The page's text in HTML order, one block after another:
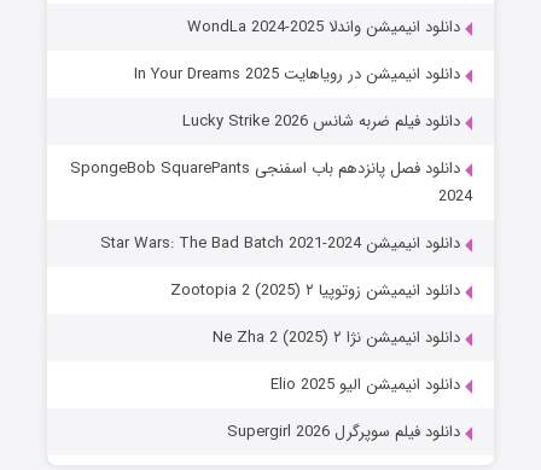
دانلود انیمیشن واندلا WondLa 2024-2025
دانلود انیمیشن در رویاهایت In Your Dreams 2025
دانلود فیلم ضربه شانس Lucky Strike 2026
دانلود فصل پانزدهم باب اسفنجی SpongeBob SquarePants
2024
دانلود انیمیشن Star Wars: The Bad Batch 2021-2024
دانلود انیمیشن زوتوپیا ۲ Zootopia 2 (2025)
دانلود انیمیشن نژا ۲ Ne Zha 2 (2025)
دانلود انیمیشن الیو Elio 2025
دانلود فیلم سوپرگرل Supergirl 2026